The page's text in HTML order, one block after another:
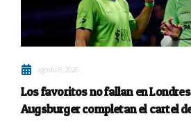
agosto 8, 2026
Los favoritos no fallan en
Augsburger completan el cartel